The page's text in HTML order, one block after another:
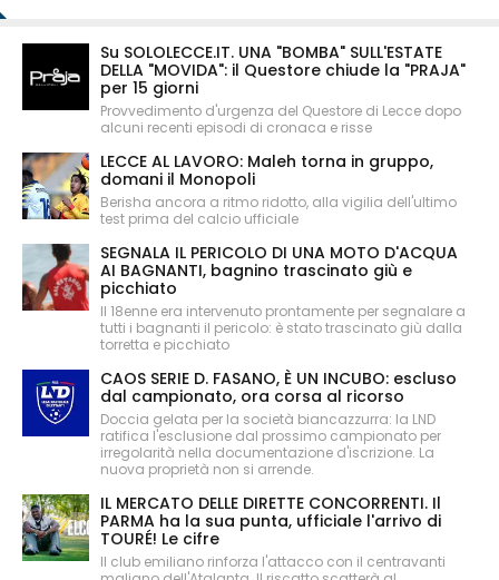
Su SOLOLECCE.IT. UNA "BOMBA" SULL'ESTATE
DELLA "MOVIDA": il Questore chiude la "PRAJA"
per 15 giorni
Provvedimento d'urgenza del Questore di Lecce dopo
alcuni recenti episodi di cronaca e risse
LECCE AL LAVORO: Maleh torna in gruppo,
domani il Monopoli
Berisha ancora a ritmo ridotto, alla vigilia dell'ultimo
test prima del calcio ufficiale
SEGNALA IL PERICOLO DI UNA MOTO D'ACQUA
AI BAGNANTI, bagnino trascinato giù e
picchiato
Il 18enne era intervenuto prontamente per segnalare a
tutti i bagnanti il pericolo: è stato trascinato giù dalla
torretta e picchiato
CAOS SERIE D. FASANO, È UN INCUBO: escluso
dal campionato, ora corsa al ricorso
Doccia gelata per la società biancazzurra: la LND
ratifica l'esclusione dal prossimo campionato per
irregolarità nella documentazione d'iscrizione. La
nuova proprietà non si arrende.
IL MERCATO DELLE DIRETTE CONCORRENTI. Il
PARMA ha la sua punta, ufficiale l'arrivo di
TOURÉ! Le cifre
Il club emiliano rinforza l'attacco con il centravanti